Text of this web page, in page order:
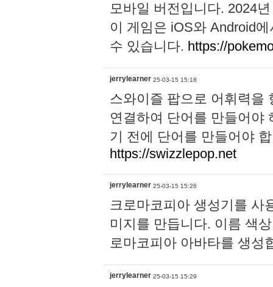
모바일 버전입니다. 2024
이 게임은 iOS와 Android
수 있습니다. https://
jerrylearner 25-03-15 15:18
스와이즐 팝으로 어휘력을
연결하여 단어를 만들어야
기 전에 단어를 만들어야
https://swizzlepop.net
jerrylearner 25-03-15 15:26
크로마코피아 생성기를 사
미지를 만듭니다. 이름 색
로마코피아 아바타를 생성
jerrylearner 25-03-15 15:29